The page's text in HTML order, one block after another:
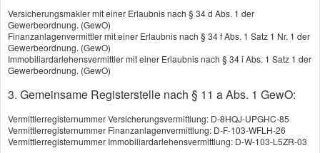
Rürup-Rente
Private Rentenversicherung
Fondsgeb. Rentenversicherung
Betriebliche Altersversorgung
Kapitallebensversicherung
Risikolebensversicherung
Versicherungsmakler mit einer Erlaubnis nach § 34 d Abs. 1 der
Gewerbeordnung. (GewO)
Finanzanlagenvermittler mit einer Erlaubnis nach § 34 f Abs. 1 Satz 1 Nr. 1 der
Gewerbeordnung. (GewO)
Immobiliardarlehensvermittler mit einer Erlaubnis nach § 34 i Abs. 1 Satz 1 der
Gewerbeordnung. (GewO)
3. Gemeinsame Registerstelle nach § 11 a Abs. 1 GewO:
Vermittlerregisternummer Versicherungsvermittlung: D-8HQJ-UPGHC-85
Vermittlerregisternummer Finanzanlagenvermittlung: D-F-103-WFLH-26
Vermittlerregisternummer Immobiliardarlehensvermittlung: D-W-103-L5ZR-03